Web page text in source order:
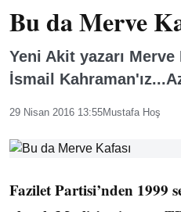
Bu da Merve
Yeni Akit yazarı
İsmail
29 Nisan 2016 13:55Mustafa Hoş
Fazilet Partisi’nden 1999